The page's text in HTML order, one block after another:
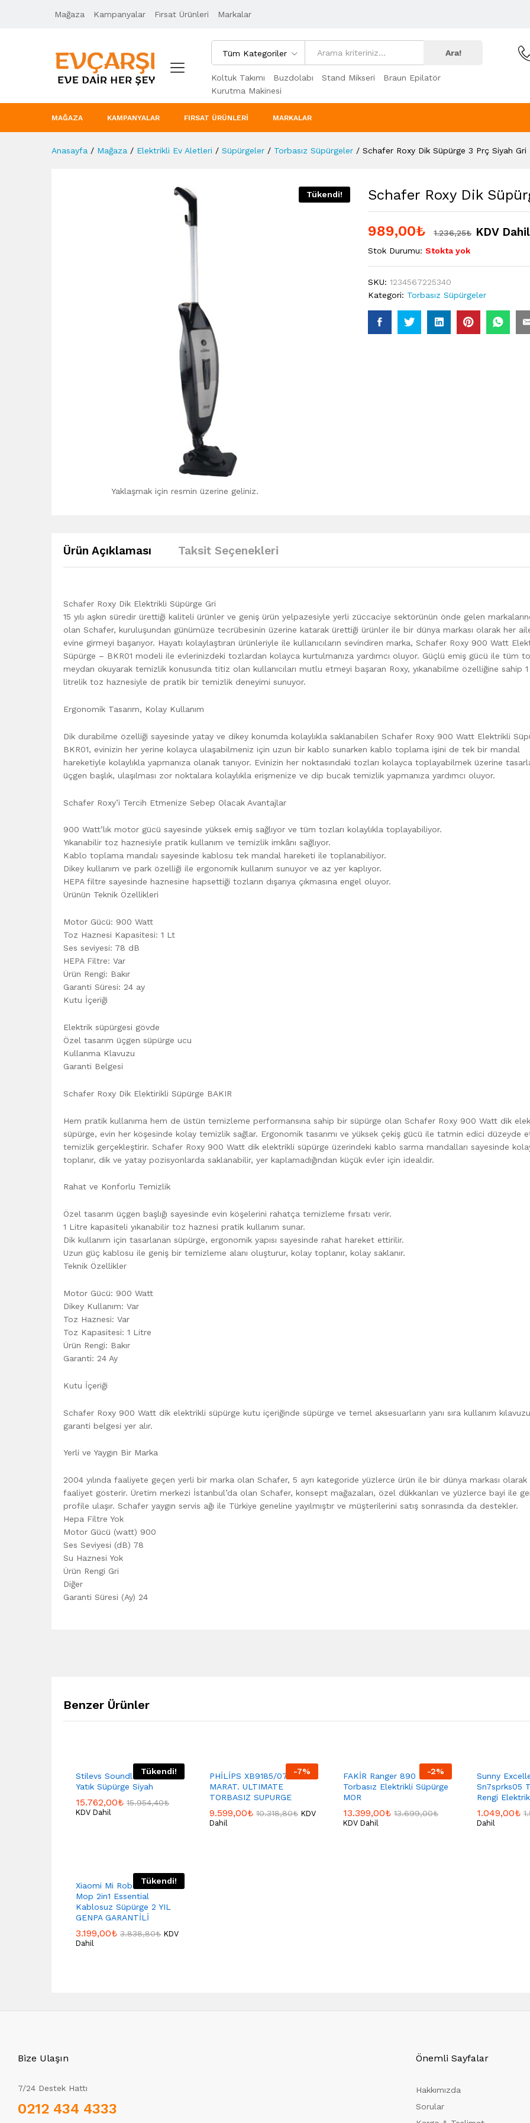
Mağaza Kampanyalar Fırsat Ürünleri Markalar
Tüm Kategoriler Ara!
Koltuk Takımı Buzdolabı Stand Mikseri
Braun Epilatör
Kurutma Makinesi
MAĞAZA KAMPANYALAR FIRSAT ÜRÜNLERI MARKALAR
Anasayfa / Mağaza / Elektrikli Ev Aletleri / Süpürgeler / Torbasız Süpürgeler / Schafer Roxy Dik Süpürge 3 Prç Siyah Gri
Tükendi!
Yaklaşmak için resmin üzerine geliniz.
Schafer Roxy Dik
989,00₺ 1.236,25₺ KDV Dahil
Stok Durumu: Stokta yok
SKU:1234567225340
Kategori: Torbasız Süpürgeler
Ürün Açıklaması Taksit Seçenekleri
Schafer Roxy Dik Elektrikli Süpürge Gri
15 yılı aşkın süredir ürettiği kaliteli ürünler ve geniş ürün yelpazesiyle yerli züccaciye sektörünün önde gelen
olan Schafer, kuruluşundan günümüze tecrübesinin üzerine katarak ürettiği ürünler ile bir dünya markası olarak her
evine girmeyi başarıyor. Hayatı kolaylaştıran ürünleriyle ile kullanıcıların sevindiren marka, Schafer Roxy 900 Watt
Süpürge – BKR01 modeli ile evlerinizdeki tozlardan kolayca kurtulmanıza yardımcı oluyor. Güçlü emiş gücü ile tüm
meydan okuyarak temizlik konusunda titiz olan kullanıcıları mutlu etmeyi başaran Roxy, yıkanabilme özelliğine sahip 1
litrelik toz haznesiyle de pratik bir temizlik deneyimi sunuyor.
Ergonomik Tasarım, Kolay Kullanım
Dik durabilme özelliği sayesinde yatay ve dikey konumda kolaylıkla saklanabilen Schafer Roxy 900 Watt Elektrikli
BKR01, evinizin her yerine kolayca ulaşabilmeniz için uzun bir kablo sunarken kablo toplama işini de tek bir mandal
hareketiyle kolaylıkla yapmanıza olanak tanıyor. Evinizin her noktasındaki tozları kolayca toplayabilmek üzerine
üçgen başlık, ulaşılması zor noktalara kolaylıkla erişmenize ve dip bucak temizlik yapmanıza yardımcı oluyor.
Schafer Roxy’i Tercih Etmenize Sebep Olacak Avantajlar
900 Watt’lık motor gücü sayesinde yüksek emiş sağlıyor ve tüm tozları kolaylıkla toplayabiliyor.
Yıkanabilir toz haznesiyle pratik kullanım ve temizlik imkânı sağlıyor.
Kablo toplama mandalı sayesinde kablosu tek mandal hareketi ile toplanabiliyor.
Dikey kullanım ve park özelliği ile ergonomik kullanım sunuyor ve az yer kaplıyor.
HEPA filtre sayesinde haznesine hapsettiği tozların dışarıya çıkmasına engel oluyor.
Ürünün Teknik Özellikleri
Motor Gücü: 900 Watt
Toz Haznesi Kapasitesi: 1 Lt
Ses seviyesi: 78 dB
HEPA Filtre: Var
Ürün Rengi: Bakır
Garanti Süresi: 24 ay
Kutu İçeriği
Elektrik süpürgesi gövde
Özel tasarım üçgen süpürge ucu
Kullanma Klavuzu
Garanti Belgesi
Schafer Roxy Dik Elektirikli Süpürge BAKIR
Hem pratik kullanıma hem de üstün temizleme performansına sahip bir süpürge olan Schafer Roxy 900 Watt dik
süpürge, evin her köşesinde kolay temizlik sağlar. Ergonomik tasarımı ve yüksek çekiş gücü ile tatmin edici düzeyde
temizlik gerçekleştirir. Schafer Roxy 900 Watt dik elektrikli süpürge üzerindeki kablo sarma mandalları sayesinde
toplanır, dik ve yatay pozisyonlarda saklanabilir, yer kaplamadığından küçük evler için idealdir.
Rahat ve Konforlu Temizlik
Özel tasarım üçgen başlığı sayesinde evin köşelerini rahatça temizleme fırsatı verir.
1 Litre kapasiteli yıkanabilir toz haznesi pratik kullanım sunar.
Dik kullanım için tasarlanan süpürge, ergonomik yapısı sayesinde rahat hareket ettirilir.
Uzun güç kablosu ile geniş bir temizleme alanı oluşturur, kolay toplanır, kolay saklanır.
Teknik Özellikler
Motor Gücü: 900 Watt
Dikey Kullanım: Var
Toz Haznesi: Var
Toz Kapasitesi: 1 Litre
Ürün Rengi: Bakır
Garanti: 24 Ay
Kutu İçeriği
Schafer Roxy 900 Watt dik elektrikli süpürge kutu içeriğinde süpürge ve temel aksesuarların yanı sıra kullanım
garanti belgesi yer alır.
Yerli ve Yaygın Bir Marka
2004 yılında faaliyete geçen yerli bir marka olan Schafer, 5 ayrı kategoride yüzlerce ürün ile bir dünya markası olarak
faaliyet gösterir. Üretim merkezi İstanbul’da olan Schafer, konsept mağazaları, özel dükkanları ve yüzlerce bayi ile
profile ulaşır. Schafer yaygın servis ağı ile Türkiye geneline yayılmıştır ve müşterilerini satış sonrasında da destekler.
Hepa Filtre Yok
Motor Gücü (watt) 900
Ses Seviyesi (dB) 78
Su Haznesi Yok
Ürün Rengi Gri
Diğer
Garanti Süresi (Ay) 24
Benzer Ürünler
Tükendi!
Stilevs Soundless Sessiz
Yatık Süpürge Siyah
15.762,00₺ 15.954,40₺
KDV Dahil
-7%
PHİLİPS XB9185/07
MARAT. ULTIMATE
TORBASIZ SUPURGE
9.599,00₺ 10.318,80₺ KDV
Dahil
-2%
FAKİR Ranger 890 W Toz
Torbasız Elektrikli Süpürge
MOR
13.399,00₺ 13.699,00₺
KDV Dahil
Sunny
Sn7sprks05
Rengi
1.049,00₺
Dahil
Tükendi!
Xiaomi Mi Robot Vacuum
Mop 2in1 Essential
Kablosuz Süpürge 2 YIL
GENPA GARANTİLİ
3.199,00₺ 3.838,80₺ KDV
Dahil
Bize Ulaşın
7/24 Destek Hattı
0212 434 4333
Önemli Sayfalar
Hakkımızda
Sorular
Ürün Açıklaması Taksit Seçenekleri